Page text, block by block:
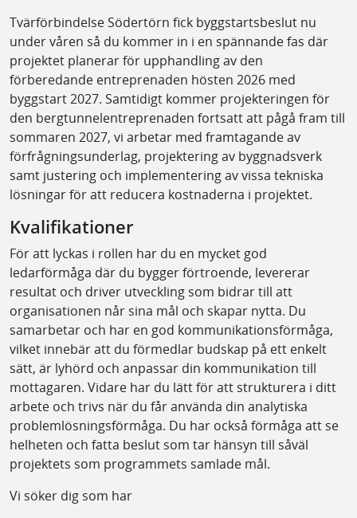
Tvärförbindelse Södertörn fick byggstartsbeslut nu
under våren så du kommer in i en spännande fas där
projektet planerar för upphandling av den
förberedande entreprenaden hösten 2026 med
byggstart 2027. Samtidigt kommer projekteringen för
den bergtunnelentreprenaden fortsatt att pågå fram till
sommaren 2027, vi arbetar med framtagande av
förfrågningsunderlag, projektering av byggnadsverk
samt justering och implementering av vissa tekniska
lösningar för att reducera kostnaderna i projektet.
Kvalifikationer
För att lyckas i rollen har du en mycket god
ledarförmåga där du bygger förtroende, levererar
resultat och driver utveckling som bidrar till att
organisationen når sina mål och skapar nytta. Du
samarbetar och har en god kommunikationsförmåga,
vilket innebär att du förmedlar budskap på ett enkelt
sätt, är lyhörd och anpassar din kommunikation till
mottagaren. Vidare har du lätt för att strukturera i ditt
arbete och trivs när du får använda din analytiska
problemlösningsförmåga. Du har också förmåga att se
helheten och fatta beslut som tar hänsyn till såväl
projektets som programmets samlade mål.
Vi söker dig som har